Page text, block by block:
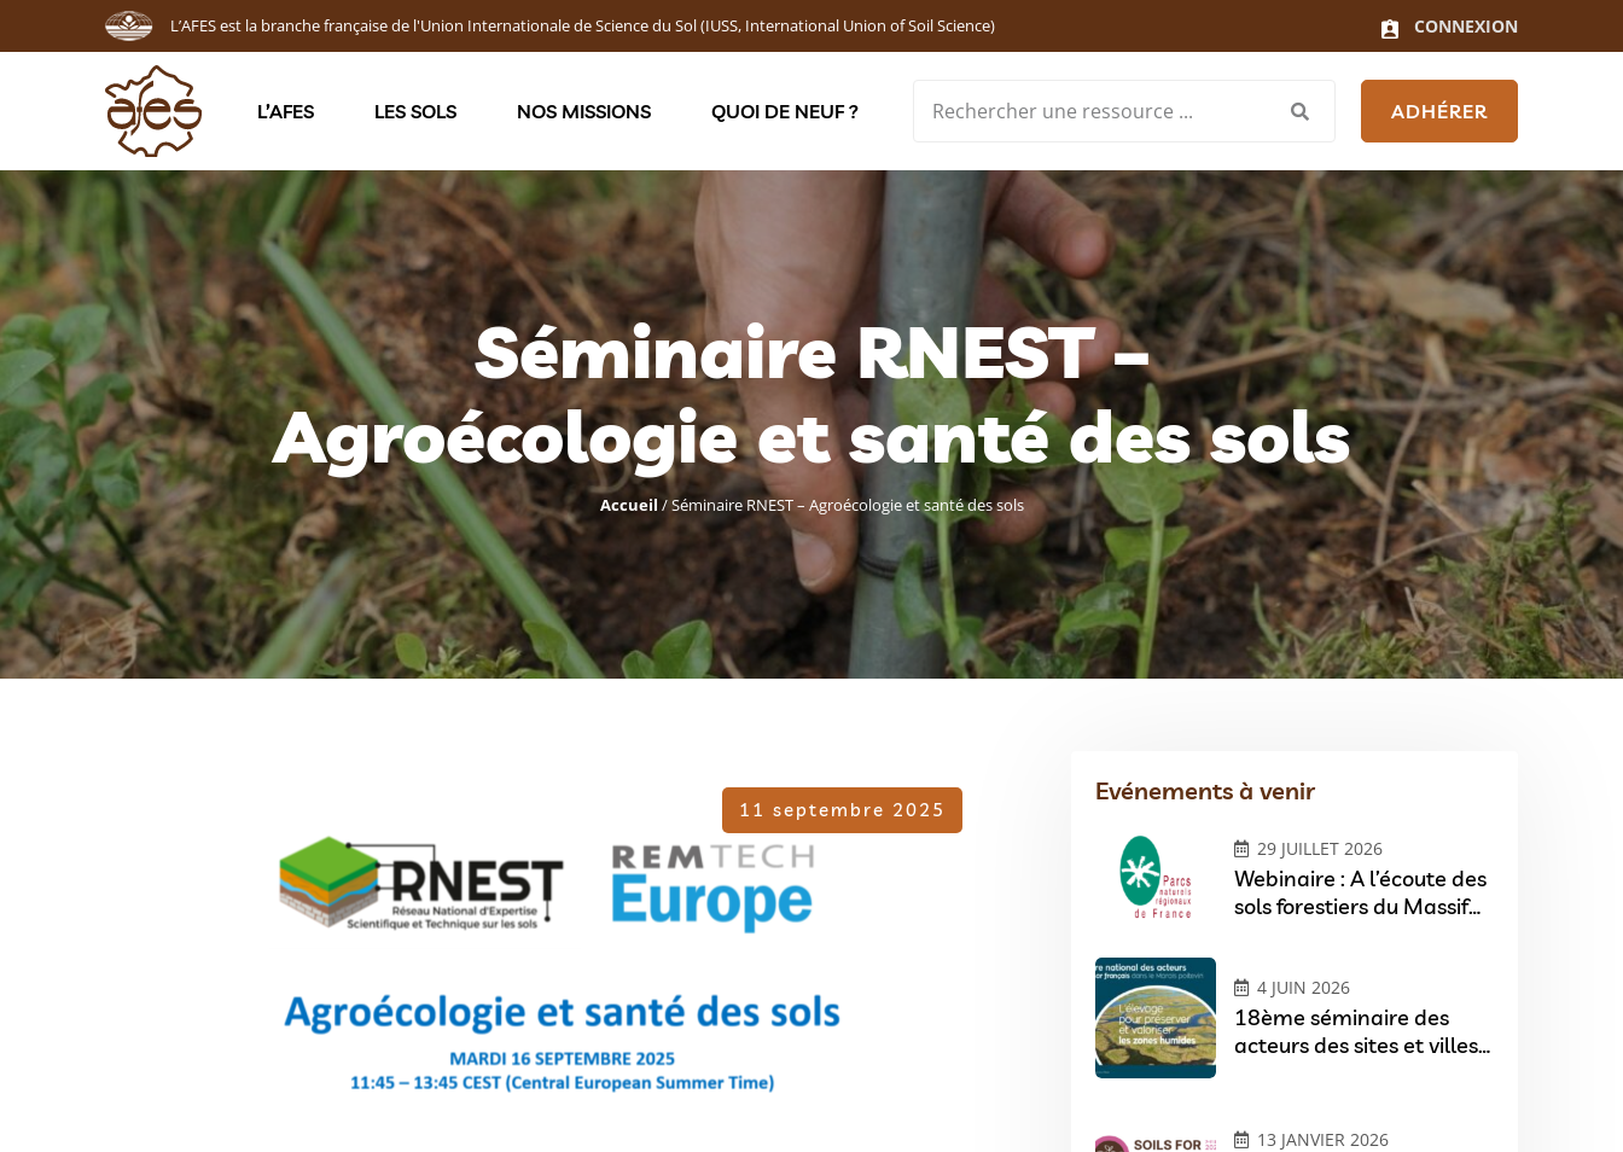
L’AFES est la branche française de l'Union Internationale de Science du Sol (IUSS, International Union of Soil Science) CONNEXION
L’AFES LES SOLS NOS MISSIONS QUOI DE NEUF ? ADHÉRER
Séminaire RNEST –
Agroécologie et santé des sols
Accueil /Séminaire RNEST – Agroécologie et santé des sols
11 septembre 2025
Evénements à venir
29 JUILLET 2026
Webinaire : A l’écoute des
sols forestiers du Massif
4 JUIN 2026
18ème séminaire des
acteurs des sites et villes
13 JANVIER 2026